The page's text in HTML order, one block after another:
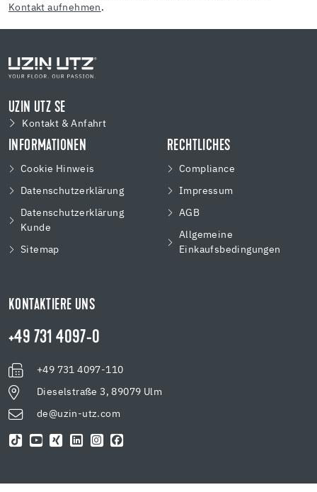
Kontakt aufnehmen .
UZIN UTZ SE
Kontakt & Anfahrt
INFORMATIONEN
Cookie Hinweis
Datenschutzerklärung
Datenschutzerklärung
Kunde
Sitemap
RECHTLICHES
Compliance
Impressum
AGB
Allgemeine
Einkaufsbedingungen
KONTAKTIERE UNS
+49 731 4097-0
+49 731 4097-110
Dieselstraße 3, 89079 Ulm
de@uzin-utz.com